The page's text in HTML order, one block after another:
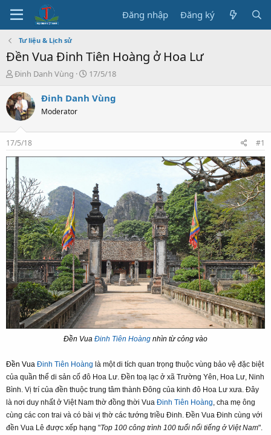
Đăng nhập Đăng ký
Tư liệu & Lịch sử
Đền Vua Đinh Tiên Hoàng ở Hoa Lư
T
r
e
a
s
t
a
r
t
e
r
Đinh Danh Vùng
N
à
ầ
17/5/18
Đinh Danh Vùng
Moderator
17/5/18 #1
Đền Vua Đinh Tiên Hoàng nhìn từ cỏng vào
Đền Vua Đinh Tiên Hoàng là một di tích quan trọng thuộc vùng bảo vệ đặc biệt
của quần thể di sản cố đô Hoa Lư. Đền toạ lạc ở xã Trường Yên, Hoa Lư, Ninh
Bình. Vị trí của đền thuộc trung tâm thành Đông của kinh đô Hoa Lư xưa. Đây
là nơi duy nhất ở Việt Nam thờ đồng thời Vua Đinh Tiên Hoàng , cha mẹ ông
cùng các con trai và có bài vị thờ các tướng triều Đinh. Đền Vua Đinh cùng với
đền Vua Lê được xếp hạng "Top 100 công trình 100 tuổi nổi tiếng ở Việt Nam".